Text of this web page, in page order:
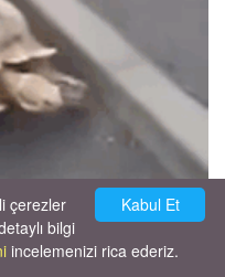
Kabul Et
çerezler
bilgi
incelemenizi rica ederiz.